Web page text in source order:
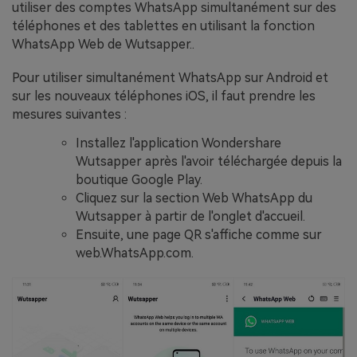
utiliser des comptes WhatsApp simultanément sur des
téléphones et des tablettes en utilisant la fonction
WhatsApp Web de Wutsapper..
Pour utiliser simultanément WhatsApp sur Android et
sur les nouveaux téléphones iOS, il faut prendre les
mesures suivantes :
Installez l'application Wondershare
Wutsapper après l'avoir téléchargée depuis la
boutique Google Play.
Cliquez sur la section Web WhatsApp du
Wutsapper à partir de l'onglet d'accueil.
Ensuite, une page QR s'affiche comme sur
web.WhatsApp.com.